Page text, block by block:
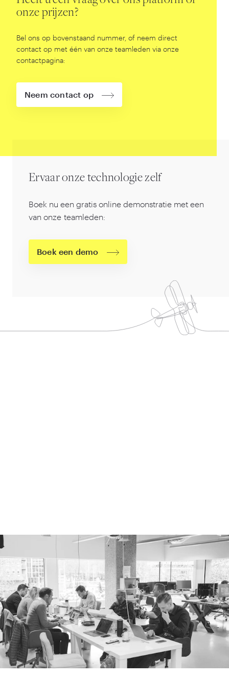
onze prijzen?
Bel ons op bovenstaand nummer, of neem direct
contact op met één van onze teamleden via onze
contactpagina:
Neem contact op
Ervaar onze technologie zelf
Boek nu een gratis online demonstratie met een
van onze teamleden:
Boek een demo